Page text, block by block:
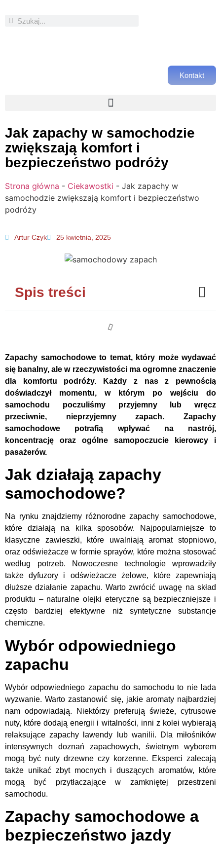
Kontakt
Jak zapachy w samochodzie
zwiększają komfort i
bezpieczeństwo podróży
Strona główna - Ciekawostki - Jak zapachy w
samochodzie zwiększają komfort i bezpieczeństwo
podróży
Artur Czyk 25 kwietnia, 2025
Spis treści
Zapachy samochodowe to temat, który może wydawać
się banalny, ale w rzeczywistości ma ogromne znaczenie
dla komfortu podróży. Każdy z nas z pewnością
doświadczył momentu, w którym po wejściu do
samochodu poczuliśmy przyjemny lub wręcz
przeciwnie, nieprzyjemny zapach. Zapachy
samochodowe potrafią wpływać na nastrój,
koncentrację oraz ogólne samopoczucie kierowcy i
pasażerów.
Jak działają zapachy
samochodowe?
Na rynku znajdziemy różnorodne zapachy samochodowe,
które działają na kilka sposobów. Najpopularniejsze to
klasyczne zawieszki, które uwalniają aromat stopniowo,
oraz odświeżacze w formie sprayów, które można stosować
według potrzeb. Nowoczesne technologie wprowadziły
także dyfuzory i odświeżacze żelowe, które zapewniają
dłuższe działanie zapachu. Warto zwrócić uwagę na skład
produktu – naturalne olejki eteryczne są bezpieczniejsze i
często bardziej efektywne niż syntetyczne substancje
chemiczne.
Wybór odpowiedniego
zapachu
Wybór odpowiedniego zapachu do samochodu to nie lada
wyzwanie. Warto zastanowić się, jakie aromaty najbardziej
nam odpowiadają. Niektórzy preferują świeże, cytrusowe
nuty, które dodają energii i witalności, inni z kolei wybierają
relaksujące zapachy lawendy lub wanilii. Dla miłośników
intensywnych doznań zapachowych, świetnym wyborem
mogą być nuty drzewne czy korzenne. Eksperci zalecają
także unikać zbyt mocnych i duszących aromatów, które
mogą być przytłaczające w zamkniętej przestrzeni
samochodu.
Zapachy samochodowe a
bezpieczeństwo jazdy